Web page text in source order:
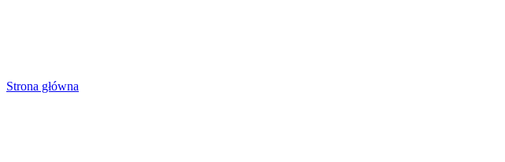
Strona główna